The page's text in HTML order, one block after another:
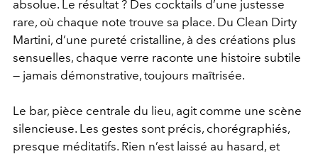
absolue. Le résultat ? Des cocktails d’une justesse
rare, où chaque note trouve sa place. Du Clean Dirty
Martini, d’une pureté cristalline, à des créations plus
sensuelles, chaque verre raconte une histoire subtile
— jamais démonstrative, toujours maîtrisée.
Le bar, pièce centrale du lieu, agit comme une scène
silencieuse. Les gestes sont précis, chorégraphiés,
presque méditatifs. Rien n’est laissé au hasard, et